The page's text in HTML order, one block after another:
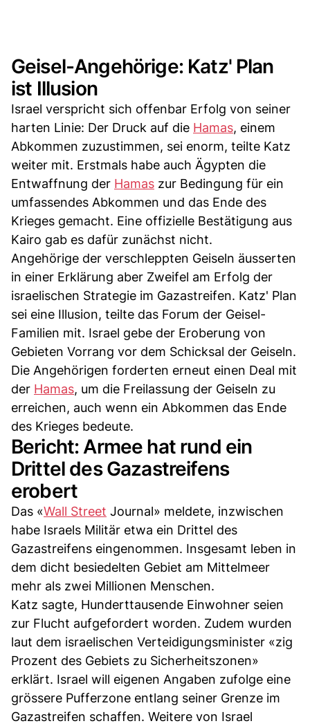
Geisel-Angehörige: Katz' Plan
ist Illusion
Israel verspricht sich offenbar Erfolg von seiner
harten Linie: Der Druck auf die Hamas, einem
Abkommen zuzustimmen, sei enorm, teilte Katz
weiter mit. Erstmals habe auch Ägypten die
Entwaffnung der Hamas zur Bedingung für ein
umfassendes Abkommen und das Ende des
Krieges gemacht. Eine offizielle Bestätigung aus
Kairo gab es dafür zunächst nicht.
Angehörige der verschleppten Geiseln äusserten
in einer Erklärung aber Zweifel am Erfolg der
israelischen Strategie im Gazastreifen. Katz' Plan
sei eine Illusion, teilte das Forum der Geisel-
Familien mit. Israel gebe der Eroberung von
Gebieten Vorrang vor dem Schicksal der Geiseln.
Die Angehörigen forderten erneut einen Deal mit
der Hamas, um die Freilassung der Geiseln zu
erreichen, auch wenn ein Abkommen das Ende
des Krieges bedeute.
Bericht: Armee hat rund ein
Drittel des Gazastreifens
erobert
Das «Wall Street Journal» meldete, inzwischen
habe Israels Militär etwa ein Drittel des
Gazastreifens eingenommen. Insgesamt leben in
dem dicht besiedelten Gebiet am Mittelmeer
mehr als zwei Millionen Menschen.
Katz sagte, Hunderttausende Einwohner seien
zur Flucht aufgefordert worden. Zudem wurden
laut dem israelischen Verteidigungsminister «zig
Prozent des Gebiets zu Sicherheitszonen»
erklärt. Israel will eigenen Angaben zufolge eine
grössere Pufferzone entlang seiner Grenze im
Gazastreifen schaffen. Weitere von Israel